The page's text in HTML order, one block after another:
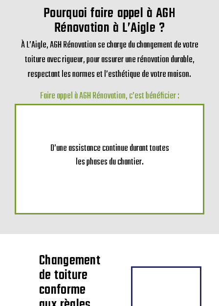
sécuriser chaque
phase de la
rénovation.
Pourquoi faire appel à AGH
toiture avec rigueur, pour assurer une rénovation durable,
respectant les normes et l’esthétique de votre maison.
les phases du chantier.